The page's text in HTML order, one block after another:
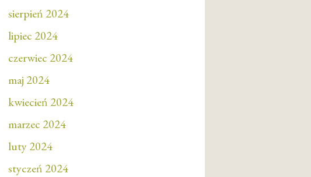
sierpień 2024
lipiec 2024
czerwiec 2024
maj 2024
kwiecień 2024
marzec 2024
luty 2024
styczeń 2024